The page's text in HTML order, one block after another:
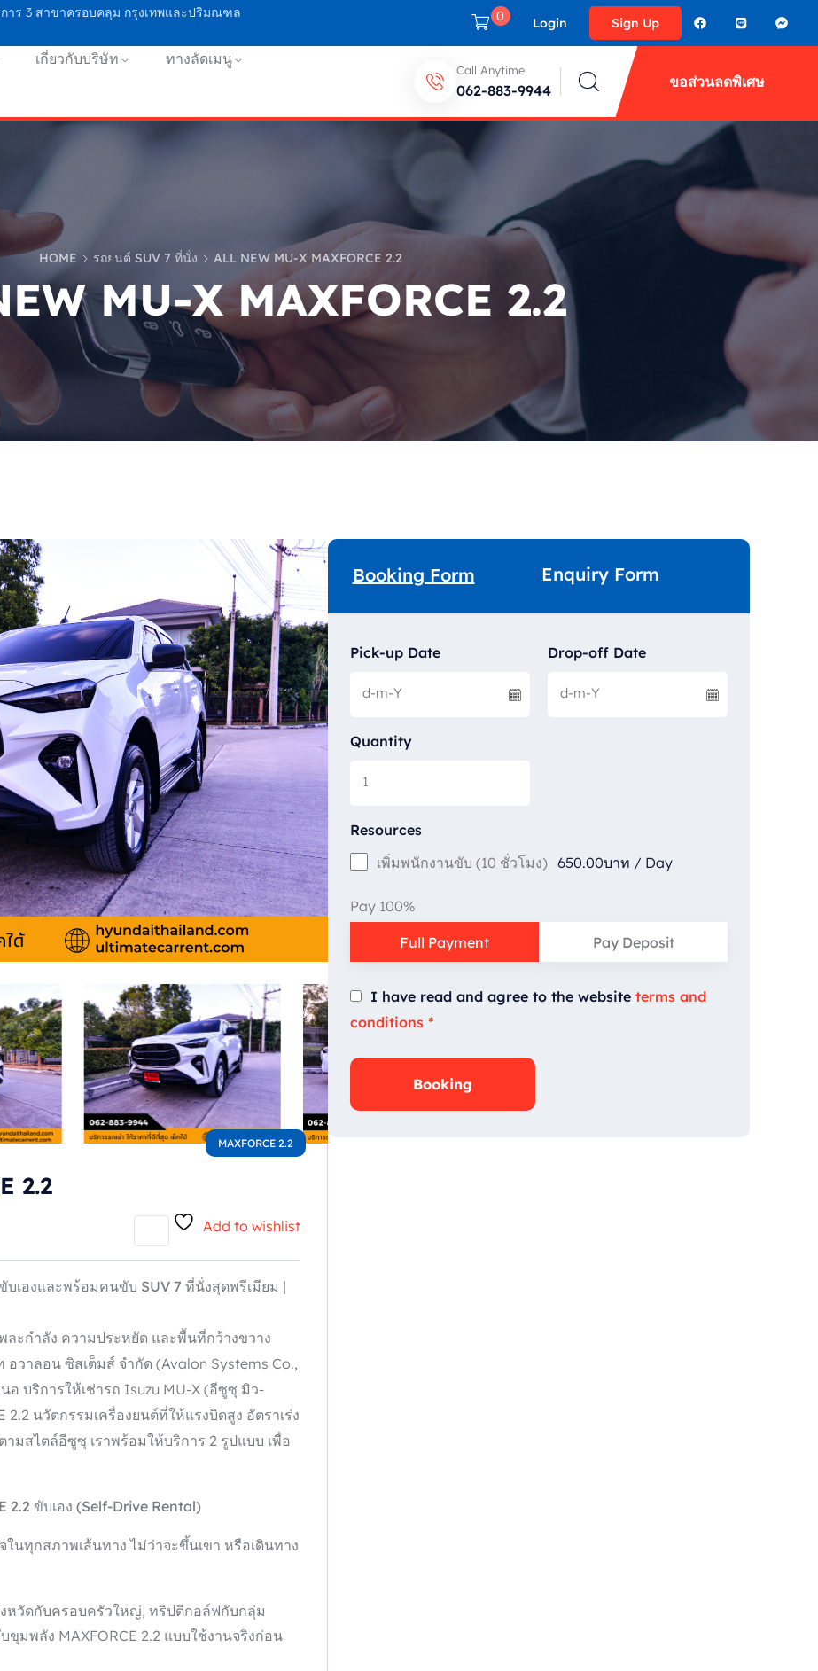
าร 3 สาขาครอบคลุม กรุงเทพและปริมณฑล 0 Login Sign Up
เกี่ยวกับบริษัท ทางลัดเมนู
Call Anytime
062-883-9944 ขอส่วนลดพิเศษ
HOME รถยนต์ SUV 7 ที่นั่ง ALL NEW MU-X MAXFORCE 2.2
MU-X MAXFORCE 2.2
MAXFORCE 2.2
2.2
Add to wishlist
ขับเองและพร้อมคนขับ SUV 7 ที่นั่งสุดพรีเมียม |
ละกำลัง ความประหยัด และพื้นที่กว้างขวาง
วาลอน ซิสเต็มส์ จำกัด (Avalon Systems Co.,
อ บริการให้เช่ารถ Isuzu MU-X (อีซูซุ มิว-
นวัตกรรมเครื่องยนต์ที่ให้แรงบิดสูง อัตราเร่ง
สไตล์อีซูซุ เราพร้อมให้บริการ 2 รูปแบบ เพื่อ
2.2 ขับเอง (Self-Drive Rental)
นทุกสภาพเส้นทาง ไม่ว่าจะขึ้นเขา หรือเดินทาง
งหวัดกับครอบครัวใหญ่, ทริปตีกอล์ฟกับกลุ่ม
ขุมพลัง MAXFORCE 2.2 แบบใช้งานจริงก่อน
Booking Form Enquiry Form
Pick-up Date Drop-off Date
Quantity
Resources
เพิ่มพนักงานขับ (10 ชั่วโมง) 650.00บาท / Day
Pay 100%
Full Payment Pay Deposit
I have read and agree to the website terms and
conditions *
Booking